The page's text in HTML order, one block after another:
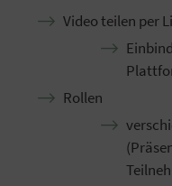
Video teilen per
Rollen